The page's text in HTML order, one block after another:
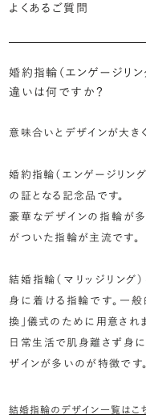
よくあるご質問
婚約指輪（エンゲージリン
違いは何ですか？
意味合いとデザインが大きく
婚約指輪（エンゲージリン
の証となる記念品です。
豪華なデザインの指輪が
がついた指輪が主流です。
結婚指輪（マリッジリング
身に着ける指輪です。一
換」儀式のために用意されま
日常生活で肌身離さず身
ザインが多いのが特徴です。
結婚指輪のデザイン一覧はこ